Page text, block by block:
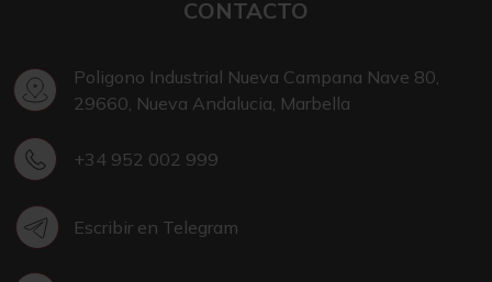
CONTACTO
Poligono Industrial Nueva Campana Nave 80,
29660, Nueva Andalucia, Marbella
+34 952 002 999
Escribir en Telegram